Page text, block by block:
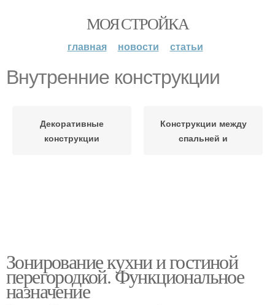
МОЯ СТРОЙКА
главная новости статьи
Внутренние конструкции
Декоративные
конструкции
Конструкции между
спальней и
Зонирование кухни и гостиной
перегородкой. Функциональное
назначение